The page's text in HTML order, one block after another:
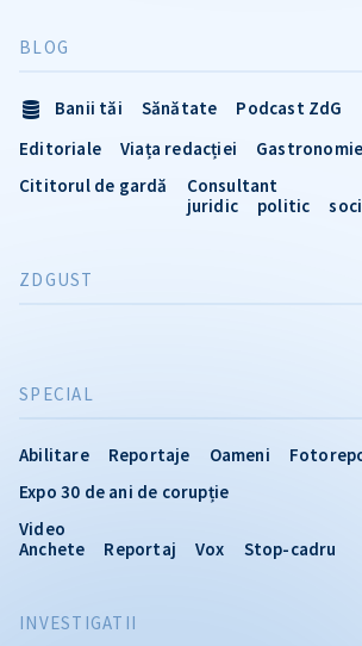
INVESTIGATII
SPECIAL
Abilitare Reportaje Oameni
Expo 30 de ani de corupție
Video
Anchete
Reportaj Vox Stop-cadru
BLOG
Banii tăi Sănătate Podcast ZdG
Editoriale
Viața redacției Gastronomie
Cititorul de gardă
Consultant
juridic
politic
ZDGUST